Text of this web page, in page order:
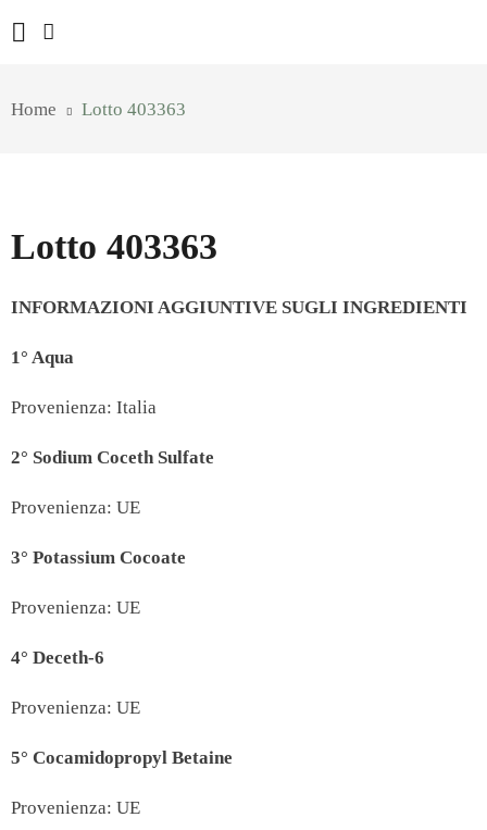
Home Lotto 403363
Lotto 403363
INFORMAZIONI AGGIUNTIVE SUGLI INGREDIENTI
1° Aqua
Provenienza: Italia
2° Sodium Coceth Sulfate
Provenienza: UE
3° Potassium Cocoate
Provenienza: UE
4° Deceth-6
Provenienza: UE
5° Cocamidopropyl Betaine
Provenienza: UE